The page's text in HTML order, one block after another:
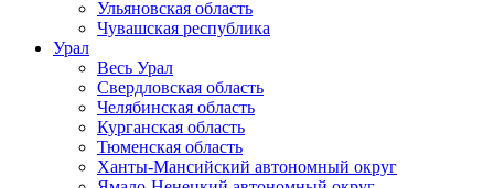
Ульяновская область
Чувашская республика
Урал
Весь Урал
Свердловская область
Челябинская область
Курганская область
Тюменская область
Ханты-Мансийский автономный округ